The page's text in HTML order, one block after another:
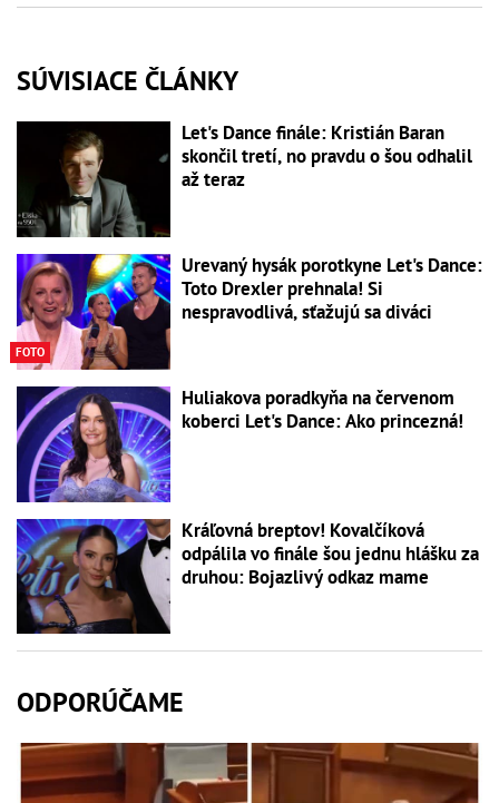
SÚVISIACE ČLÁNKY
Let's Dance finále: Kristián Baran
skončil tretí, no pravdu o šou odhalil
až teraz
FOTO
Urevaný hysák porotkyne Let's Dance:
Toto Drexler prehnala! Si
nespravodlivá, sťažujú sa diváci
Huliakova poradkyňa na červenom
koberci Let's Dance: Ako princezná!
Kráľovná breptov! Kovalčíková
odpálila vo finále šou jednu hlášku za
druhou: Bojazlivý odkaz mame
ODPORÚČAME